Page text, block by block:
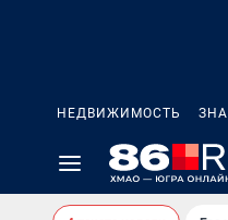
НЕДВИЖИМОСТЬ